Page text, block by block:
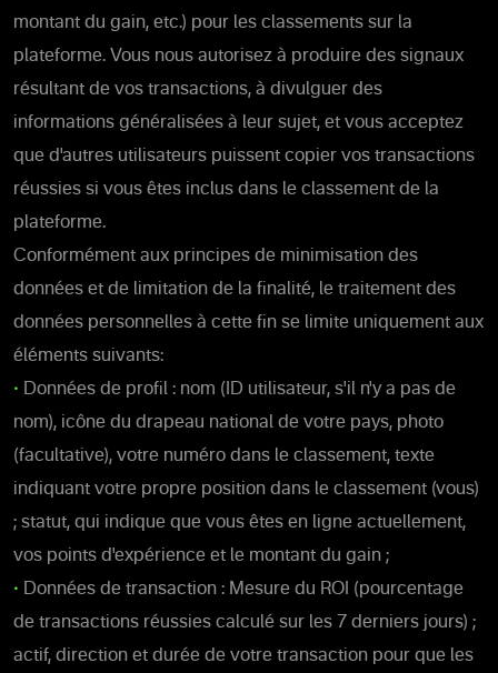
montant du gain, etc.) pour les classements sur la
plateforme. Vous nous autorisez à produire des signaux
résultant de vos transactions, à divulguer des
informations généralisées à leur sujet, et vous acceptez
que d'autres utilisateurs puissent copier vos transactions
réussies si vous êtes inclus dans le classement de la
plateforme.
Conformément aux principes de minimisation des
données et de limitation de la finalité, le traitement des
données personnelles à cette fin se limite uniquement aux
éléments suivants:
• Données de profil : nom (ID utilisateur, s'il n'y a pas de
nom), icône du drapeau national de votre pays, photo
(facultative), votre numéro dans le classement, texte
indiquant votre propre position dans le classement (vous)
; statut, qui indique que vous êtes en ligne actuellement,
vos points d'expérience et le montant du gain ;
• Données de transaction : Mesure du ROI (pourcentage
de transactions réussies calculé sur les 7 derniers jours) ;
actif, direction et durée de votre transaction pour que les